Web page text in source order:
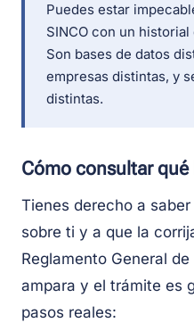
Puedes estar
SINCO con un
Son bases de datos
empresas distintas, y
distintas.
Cómo consultar qué
Tienes derecho a
sobre ti y a que la
Reglamento General
ampara y el trámite es
pasos reales: